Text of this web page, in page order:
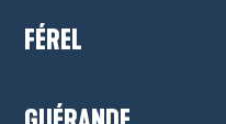
FÉREL
entendant retentir le jingle
à votre rythme sur l’un